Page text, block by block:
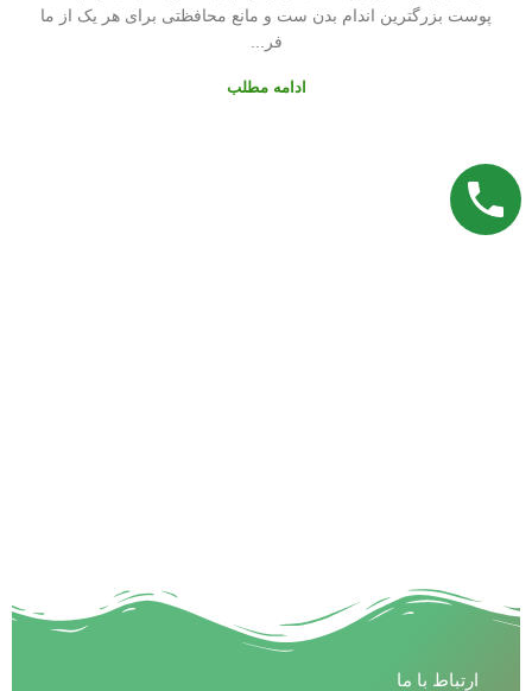
پوست بزرگترین اندام بدن ست و مانع محافظتی برای هر یک از ما
فر...
ادامه مطلب
ارتباط با ما